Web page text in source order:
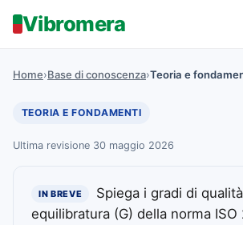
Vibromera
Home›Base di conoscenza›Teoria e
TEORIA E FONDAMENTI
Ultima revisione 30 maggio 2026
IN BREVE
Spiega i gradi di
equilibratura (G) della norma ISO